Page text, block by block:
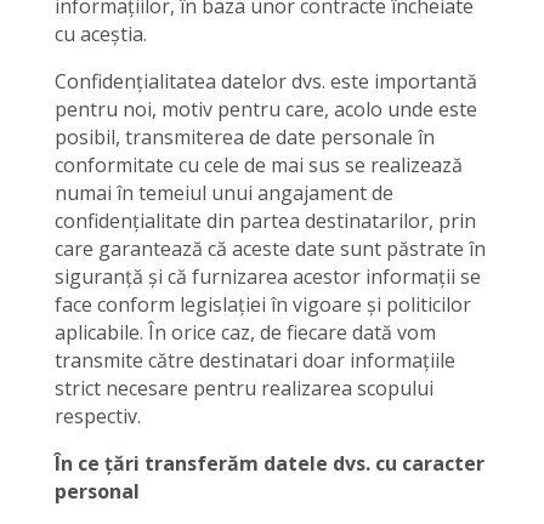
informațiilor, în baza unor contracte încheiate
cu aceștia.
Confidențialitatea datelor dvs. este importantă
pentru noi, motiv pentru care, acolo unde este
posibil, transmiterea de date personale în
conformitate cu cele de mai sus se realizează
numai în temeiul unui angajament de
confidențialitate din partea destinatarilor, prin
care garantează că aceste date sunt păstrate în
siguranță și că furnizarea acestor informații se
face conform legislației în vigoare și politicilor
aplicabile. În orice caz, de fiecare dată vom
transmite către destinatari doar informațiile
strict necesare pentru realizarea scopului
respectiv.
În ce țări transferăm datele dvs. cu caracter
personal